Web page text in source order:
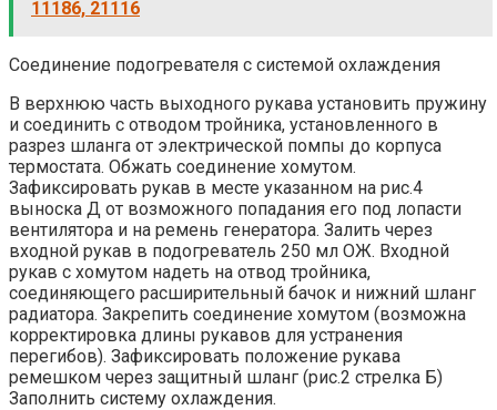
11186, 21116
Соединение подогревателя с системой охлаждения
В верхнюю часть выходного рукава установить пружину
и соединить с отводом тройника, установленного в
разрез шланга от электрической помпы до корпуса
термостата. Обжать соединение хомутом.
Зафиксировать рукав в месте указанном на рис.4
выноска Д от возможного попадания его под лопасти
вентилятора и на ремень генератора. Залить через
входной рукав в подогреватель 250 мл ОЖ. Входной
рукав с хомутом надеть на отвод тройника,
соединяющего расширительный бачок и нижний шланг
радиатора. Закрепить соединение хомутом (возможна
корректировка длины рукавов для устранения
перегибов). Зафиксировать положение рукава
ремешком через защитный шланг (рис.2 стрелка Б)
Заполнить систему охлаждения.